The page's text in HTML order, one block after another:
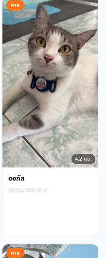
หาย
4.2 กม.
ออกัส
28/06/2569 08:41
หาย